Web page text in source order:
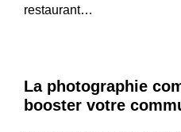
restaurant…
La photographie
booster votre